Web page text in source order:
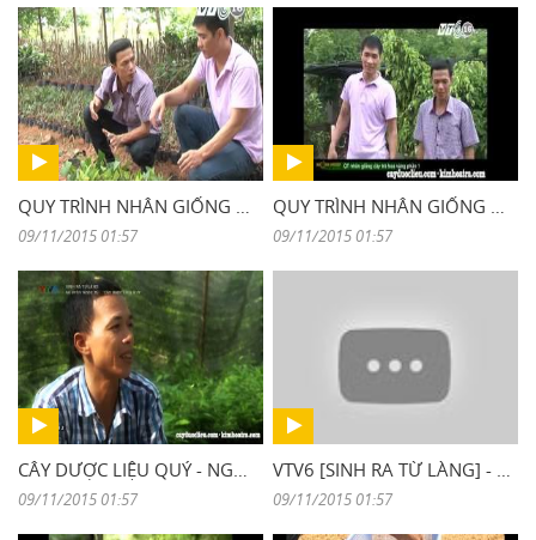
QUY TRÌNH NHÂN GIỐNG CÂY TRÀ HOA VÀNG - PHẦN 2
09/11/2015 01:57
QUY TRÌNH NHÂN GIỐNG CÂY TRÀ HOA VÀNG - PHẦN 1
09/11/2015 01:57
CÂY DƯỢC LIỆU QUÝ - NGUYỄN NGỌC TÚ
09/11/2015 01:57
VTV6 [SINH RA TỪ LÀNG] - NGUYỄN NGỌC TÚ LÀM GIÀU TỪ CÂY DƯỢC LIỆU QUÝ
09/11/2015 01:57